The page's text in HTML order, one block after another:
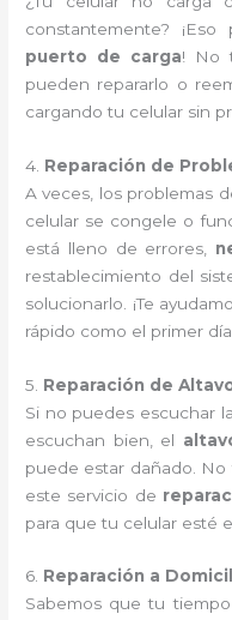
constantemente?
puerto de carga! No
pueden repararlo o
cargando tu celular sin
4. Reparación de
A veces, los problemas
celular se congele o
está lleno de errores,
restablecimiento del
solucionarlo. ¡Te
rápido como el primer
5. Reparación de
Si no puedes escuchar
escuchan bien, el
puede estar dañado.
este servicio de
para que tu celular esté
6. Reparación a
Sabemos que tu